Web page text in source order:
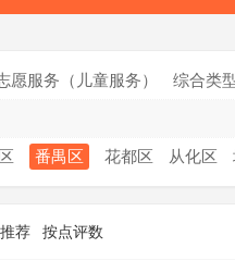
愿服务（儿童服务） 综合类
番禺区 花都区 从化区
荐 按点评数